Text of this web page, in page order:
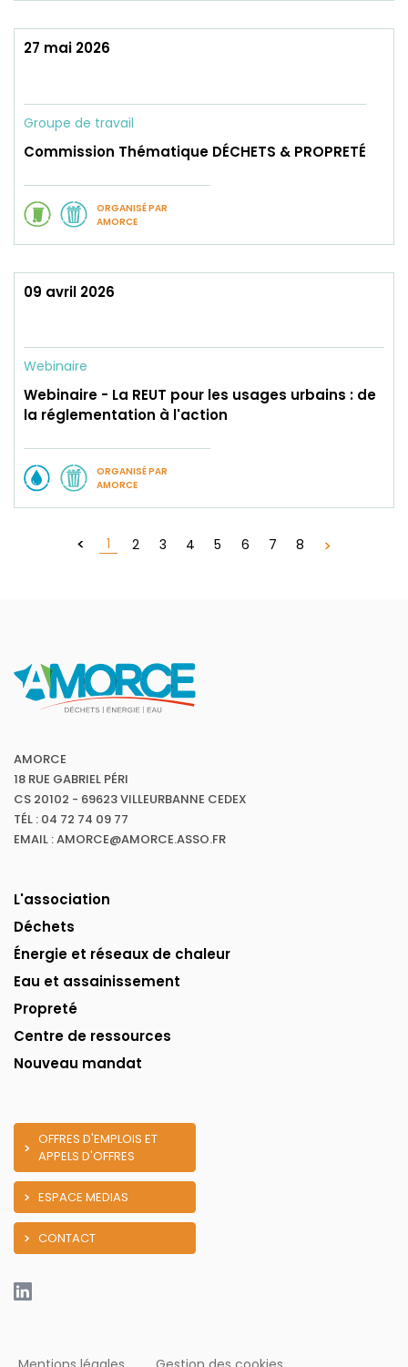
27 mai 2026
Groupe de travail
Commission Thématique DÉCHETS & PROPRETÉ
ORGANISÉ PAR
AMORCE
09 avril 2026
Webinaire
Webinaire - La REUT pour les usages urbains : de
la réglementation à l'action
ORGANISÉ PAR
AMORCE
1 2 3 4 5 6 7 8
AMORCE
18 RUE GABRIEL PÉRI
CS 20102 - 69623 VILLEURBANNE CEDEX
TÉL : 04 72 74 09 77
EMAIL : AMORCE@AMORCE.ASSO.FR
L'association
Déchets
Énergie et réseaux de chaleur
Eau et assainissement
Propreté
Centre de ressources
Nouveau mandat
OFFRES D'EMPLOIS ET
APPELS D'OFFRES
ESPACE MEDIAS
CONTACT